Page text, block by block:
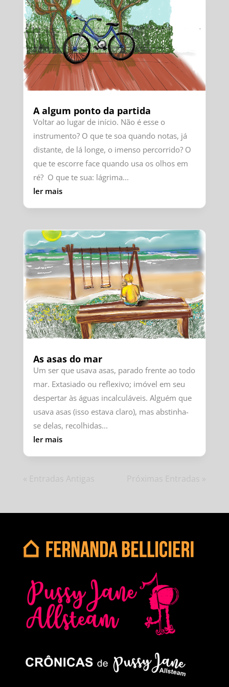
A algum ponto da partida
Voltar ao lugar de início. Não é esse o
instrumento? O que te soa quando notas, já
distante, de lá longe, o imenso percorrido? O
que te escorre face quando usa os olhos em
ré? O que te sua: lágrima...
ler mais
As asas do mar
Um ser que usava asas, parado frente ao todo
mar. Extasiado ou reflexivo; imóvel em seu
despertar às águas incalculáveis. Alguém que
usava asas (isso estava claro), mas abstinha-
se delas, recolhidas...
ler mais